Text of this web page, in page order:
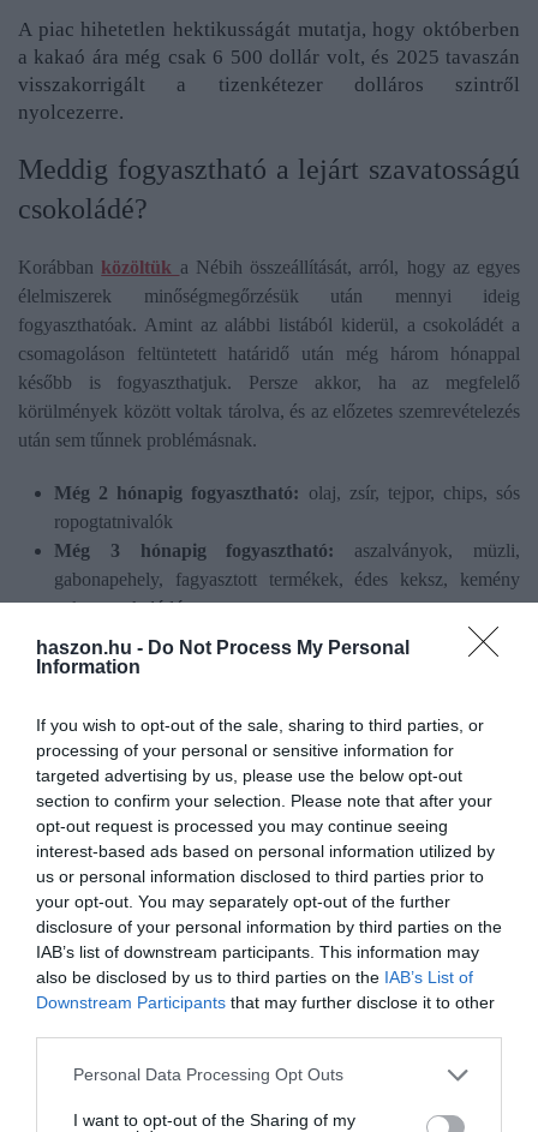
haszon.hu - Do Not Process My Personal
Information
If you wish to opt-out of the sale, sharing to third parties, or
processing of your personal or sensitive information for
targeted advertising by us, please use the below opt-out
section to confirm your selection. Please note that after your
opt-out request is processed you may continue seeing
interest-based ads based on personal information utilized by
us or personal information disclosed to third parties prior to
your opt-out. You may separately opt-out of the further
disclosure of your personal information by third parties on the
IAB’s list of downstream participants. This information may
also be disclosed by us to third parties on the IAB’s List of
Downstream Participants that may further disclose it to other
Please note that this website/app uses one or more Google
not limited to your visit or usage behaviour. You may click to
Personal Data Processing Opt Outs
I want to opt-out of the Sharing of my
A piac hihetetlen hektikusságát mutatja, hogy októberben
a kakaó ára még csak 6 500 dollár volt, és 2025 tavaszán
visszakorrigált a tizenkétezer dolláros szintről
nyolcezerre.
Meddig fogyasztható a lejárt szavatosságú
csokoládé?
Korábban közöltük a Nébih összeállítását, arról, hogy az egyes
élelmiszerek minőségmegőrzésük után mennyi ideig
fogyaszthatóak. Amint az alábbi listából kiderül, a csokoládét a
csomagoláson feltüntetett határidő után még három hónappal
később is fogyaszthatjuk. Persze akkor, ha az megfelelő
körülmények között voltak tárolva, és az előzetes szemrevételezés
után sem tűnnek problémásnak.
Még 2 hónapig fogyasztható: olaj, zsír, tejpor, chips, sós
ropogtatnivalók
Még 3 hónapig fogyasztható: aszalványok, müzli,
gabonapehely, fagyasztott termékek, édes keksz, kemény
cukor,csokoládé
Még 6 hónapig fogyasztható:üdítőitalok, gyümölcslevek,
szörpök
cukor, édesítőszerek, rizs, száraz hüvelyesek, instant
termékek (például pudingpor, kakaó, fűszerek stb.),
száraztészta, szószok (ketchup, mustár, majonéz),
gabonafélék (liszt, búzadara, kuszkusz stb.)
Még 12 hónapig fogyasztható:konzerv (gyümölcs, zöldség,
hús, hal, készétel), ásványvíz, méz, lekvár, kávé, tea
kakaópor
csokoládé fogyasztás húsvét kakaó világpiac